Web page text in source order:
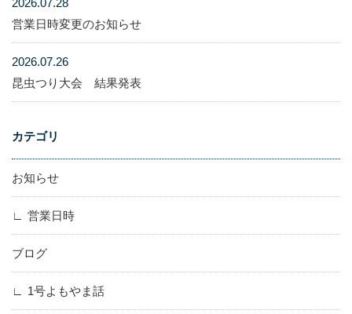
2026.07.28
営業日時変更のお知らせ
2026.07.26
昆虫つり大会 結果発表
カテゴリ
お知らせ
営業日時
ブログ
1号よもやま話